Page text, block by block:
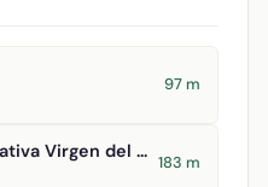
97 m
Gasolinera Cooperativa Virgen del Carmen
183 m